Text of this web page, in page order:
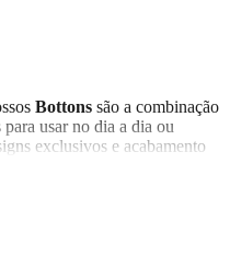
Bottons são a combinação
usar no dia a dia ou
exclusivos e acabamento
bolsas, roupas e itens
Devoção e Identidade
Ideal para Revenda